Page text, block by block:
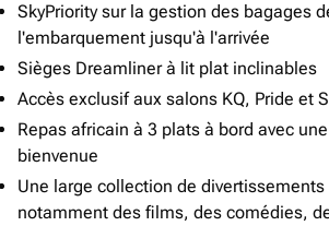
SkyPriority sur la gestion des bagages
l'embarquement jusqu'à l'arrivée
Sièges Dreamliner à lit plat inclinables
Accès exclusif aux salons KQ, Pride et
Repas africain à 3 plats à bord avec
bienvenue
Une large collection de divertissements
notamment des films, des comédies,